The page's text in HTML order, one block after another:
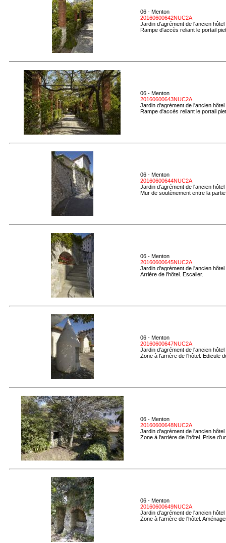
06 - Menton
20160600642NUC2A
Jardin d'agrément de l'ancien
Rampe d'accès reliant le portail
06 - Menton
20160600643NUC2A
Jardin d'agrément de l'ancien
Rampe d'accès reliant le portail
06 - Menton
20160600644NUC2A
Jardin d'agrément de l'ancien
Mur de soutènement entre la
06 - Menton
20160600645NUC2A
Jardin d'agrément de l'ancien
Arrière de l'hôtel. Escalier.
06 - Menton
20160600647NUC2A
Jardin d'agrément de l'ancien
Zone à l'arrière de l'hôtel. Edicule
06 - Menton
20160600648NUC2A
Jardin d'agrément de l'ancien
Zone à l'arrière de l'hôtel. Prise
06 - Menton
20160600649NUC2A
Jardin d'agrément de l'ancien
Zone à l'arrière de l'hôtel.